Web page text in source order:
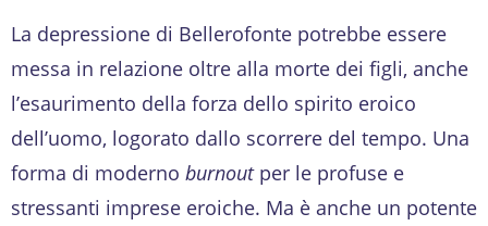
La depressione di Bellerofonte potrebbe essere
messa in relazione oltre alla morte dei figli, anche
l’esaurimento della forza dello spirito eroico
dell’uomo, logorato dallo scorrere del tempo. Una
forma di moderno burnoutper le profuse e
stressanti imprese eroiche. Ma è anche un potente